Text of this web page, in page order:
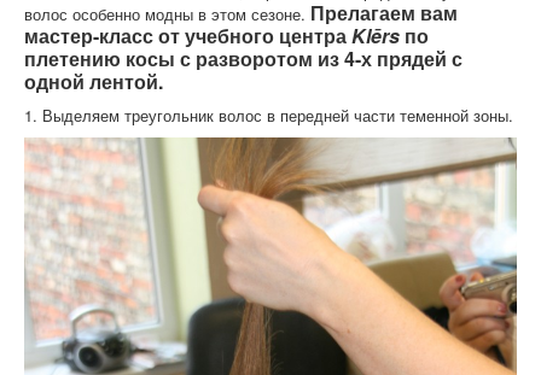
волос особенно модны в этом сезоне. Прелагаем вам
мастер-класс от учебного центраKlērs по
плетению косы с разворотом из 4-х прядей с
одной лентой.
1. Выделяем треугольник волос в передней части теменной зоны.